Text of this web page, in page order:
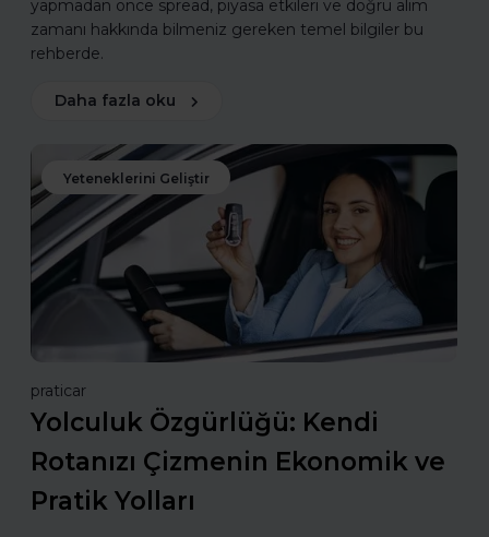
yapmadan önce spread, piyasa etkileri ve doğru alım
zamanı hakkında bilmeniz gereken temel bilgiler bu
rehberde.
Daha fazla oku
Yeteneklerini Geliştir
praticar
Yolculuk Özgürlüğü: Kendi
Rotanızı Çizmenin Ekonomik ve
Pratik Yolları